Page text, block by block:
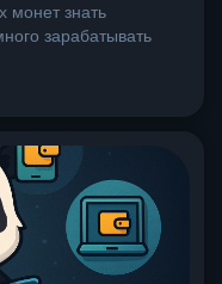
монет знать
зарабатывать